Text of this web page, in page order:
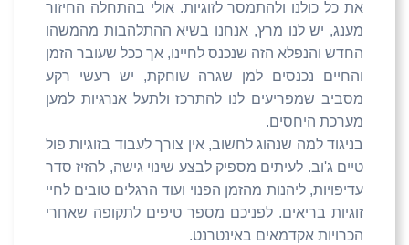
את כל כולנו ולהתמסר לזוגיות. אולי בהתחלה החיזור
מענג, יש לנו מרץ, אנחנו בשיא ההתלהבות מהמשהו
החדש והנפלא הזה שנכנס לחיינו, אך ככל שעובר הזמן
והחיים נכנסים למן שגרה שוחקת, יש רעשי רקע
מסביב שמפריעים לנו להתרכז ולתעל אנרגיות למען
מערכת היחסים.
בניגוד למה שנהוג לחשוב, אין צורך לעבוד בזוגיות פול
טיים ג'וב. לעיתים מספיק לבצע שינוי גישה, להזיז סדר
עדיפויות, ליהנות מהזמן הפנוי ועוד הרגלים טובים לחיי
זוגיות בריאים. לפניכם מספר טיפים לתקופה שאחרי
הכרויות אקדמאים באינטרנט.